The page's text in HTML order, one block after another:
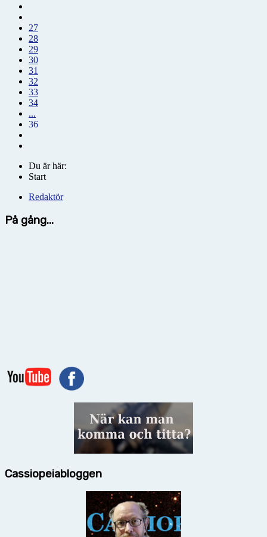
27
28
29
30
31
32
33
34
...
36
Du är här:
Start
Redaktör
På gång...
Cassiopeiabloggen